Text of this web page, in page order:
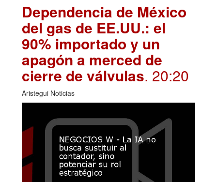
Dependencia de México
del gas de EE.UU.: el
90% importado y un
apagón a merced de
cierre de válvulas. 20:20
Aristegui Noticias